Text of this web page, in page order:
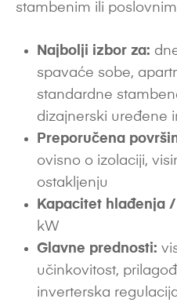
stambenim ili
Najbolji izbor za:
spavaće sobe,
standardne
dizajnerski uređene
Preporučena
ovisno o izolaciji,
ostakljenju
Kapacitet hlađenja
kW
Glavne prednosti:
učinkovitost,
inverterska